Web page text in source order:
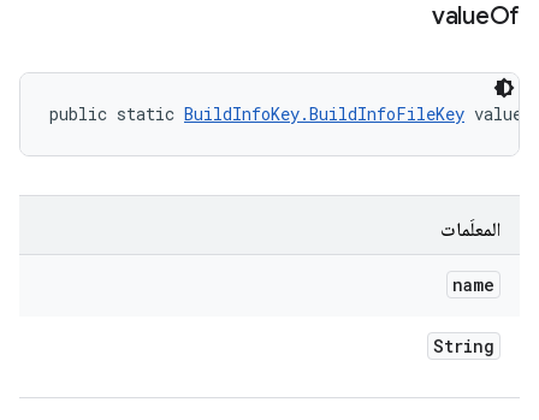
valueOf
public static BuildInfoKey.BuildInfoFileKey
المعلَمات
name
String